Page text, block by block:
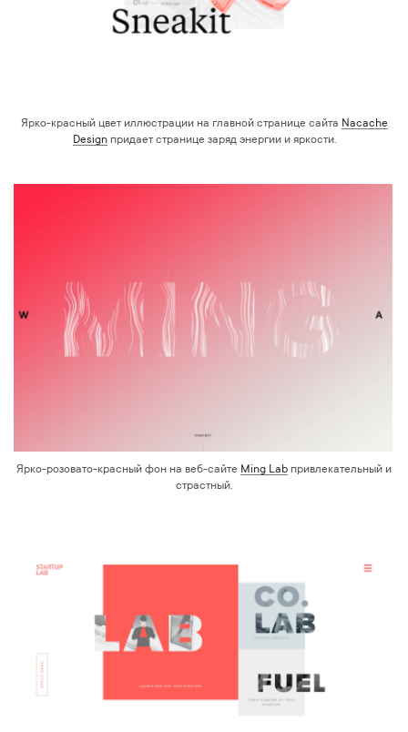
Ярко-красный цвет иллюстрации на главной странице сайта Nacache
Designпридает странице заряд энергии и яркости.
Ярко-розовато-красный фон на веб-сайте Ming Lab привлекательный и
страстный.